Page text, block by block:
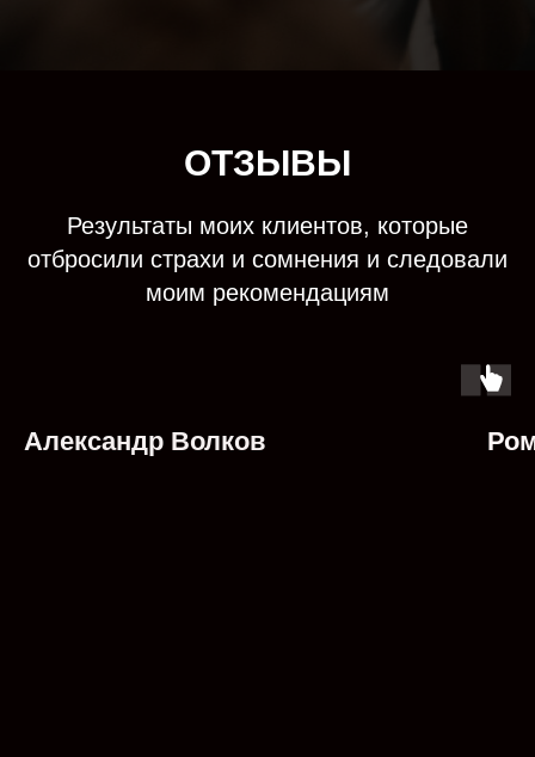
ОТЗЫВЫ
Результаты моих клиентов, которые
отбросили страхи и сомнения и следовали
моим рекомендациям
Александр Волков